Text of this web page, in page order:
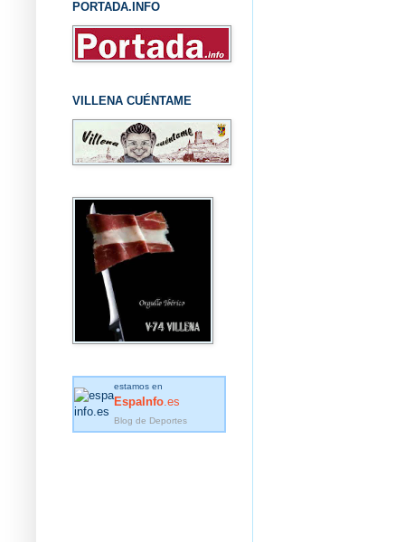
PORTADA.INFO
VILLENA CUÉNTAME
estamos en
EspaInfo .es
Blog de Deportes